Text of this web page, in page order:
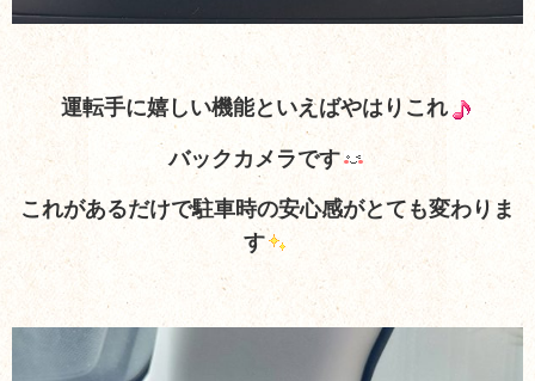
運転手に嬉しい機能といえばやはりこれ
バックカメラです
これがあるだけで駐車時の安心感がとても変わりま
す